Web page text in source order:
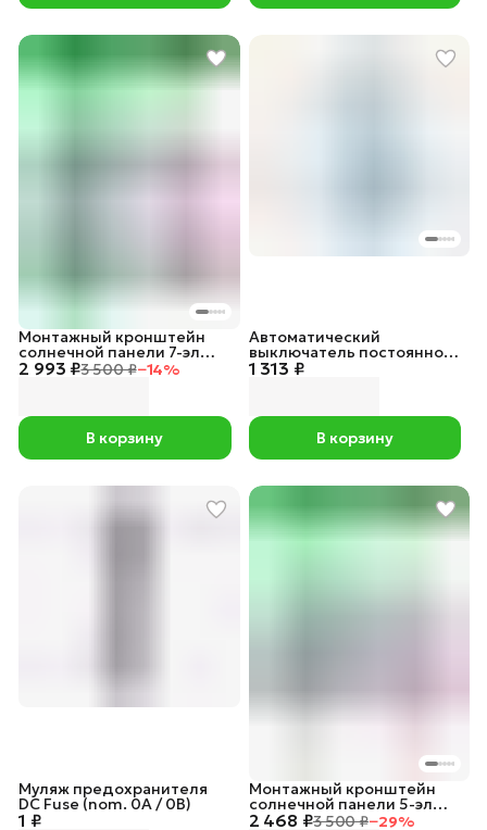
2 993 ₽3 500 ₽−14%
Монтажный кронштейн
солнечной панели 7-эл
(ABS-пластик, УФ защита)
В корзину
1 313 ₽
Автоматический
выключатель постоянного
тока TOMZN TOB-7Z-63
В корзину
1 ₽
Муляж предохранителя
DC Fuse (nom. 0А / 0В)
2 468 ₽3 500 ₽−29%
Монтажный кронштейн
солнечной панели 5-эл
(ABS-пластик)